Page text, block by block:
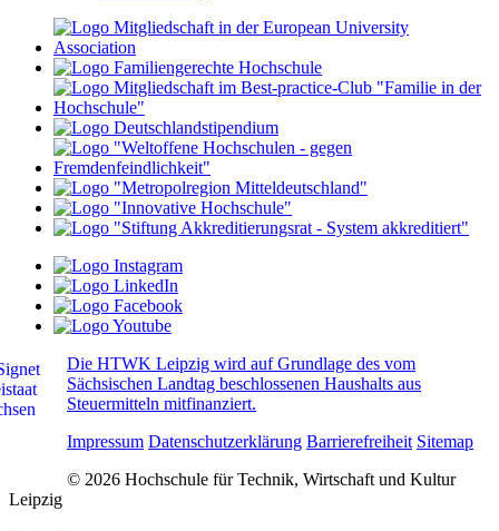
Die HTWK Leipzig wird auf Grundlage des vom
Sächsischen Landtag beschlossenen Haushalts aus
Steuermitteln mitfinanziert.
Impressum Datenschutzerklärung Barrierefreiheit Sitemap
© 2026 Hochschule für Technik, Wirtschaft und Kultur
Leipzig